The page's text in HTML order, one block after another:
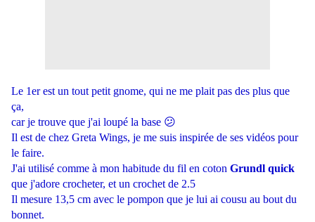
Le 1er est un tout petit gnome, qui ne me plait pas des plus que
ça,
car je trouve que j'ai loupé la base 😕
Il est de chez Greta Wings, je me suis inspirée de ses vidéos pour
le faire.
J'ai utilisé comme à mon habitude du fil en coton Grundl quick
que j'adore crocheter, et un crochet de 2.5
Il mesure 13,5 cm avec le pompon que je lui ai cousu au bout du
bonnet.